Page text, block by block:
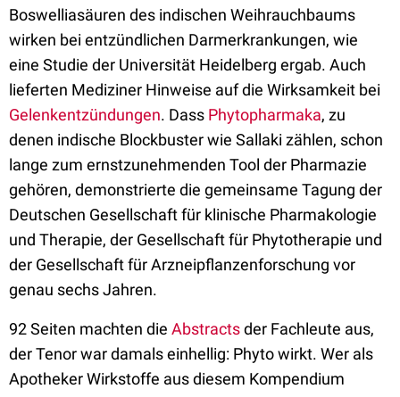
Boswelliasäuren des indischen Weihrauchbaums
wirken bei entzündlichen Darmerkrankungen, wie
eine Studie der Universität Heidelberg ergab. Auch
lieferten Mediziner Hinweise auf die Wirksamkeit bei
Gelenkentzündungen. Dass Phytopharmaka, zu
denen indische Blockbuster wie Sallaki zählen, schon
lange zum ernstzunehmenden Tool der Pharmazie
gehören, demonstrierte die gemeinsame Tagung der
Deutschen Gesellschaft für klinische Pharmakologie
und Therapie, der Gesellschaft für Phytotherapie und
der Gesellschaft für Arzneipflanzenforschung vor
genau sechs Jahren.
92 Seiten machten die Abstractsder Fachleute aus,
der Tenor war damals einhellig: Phyto wirkt. Wer als
Apotheker Wirkstoffe aus diesem Kompendium